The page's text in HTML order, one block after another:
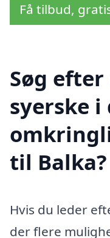
Få tilbud,
Søg
syerske i
til Balka?
Hvis du leder
der flere